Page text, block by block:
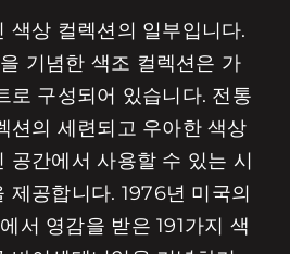
색상 컬렉션의 일부입니다.
기념한 색조 컬렉션은 가
로 구성되어 있습니다. 전통
션의 세련되고 우아한 색상
공간에서 사용할 수 있는 시
제공합니다. 1976년 미국의
서 영감을 받은 191가지 색